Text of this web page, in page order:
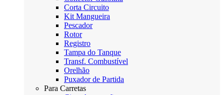
Corta Circuito
Kit Mangueira
Pescador
Rotor
Registro
Tampa do Tanque
Transf. Combustível
Orelhão
Puxador de Partida
Para Carretas